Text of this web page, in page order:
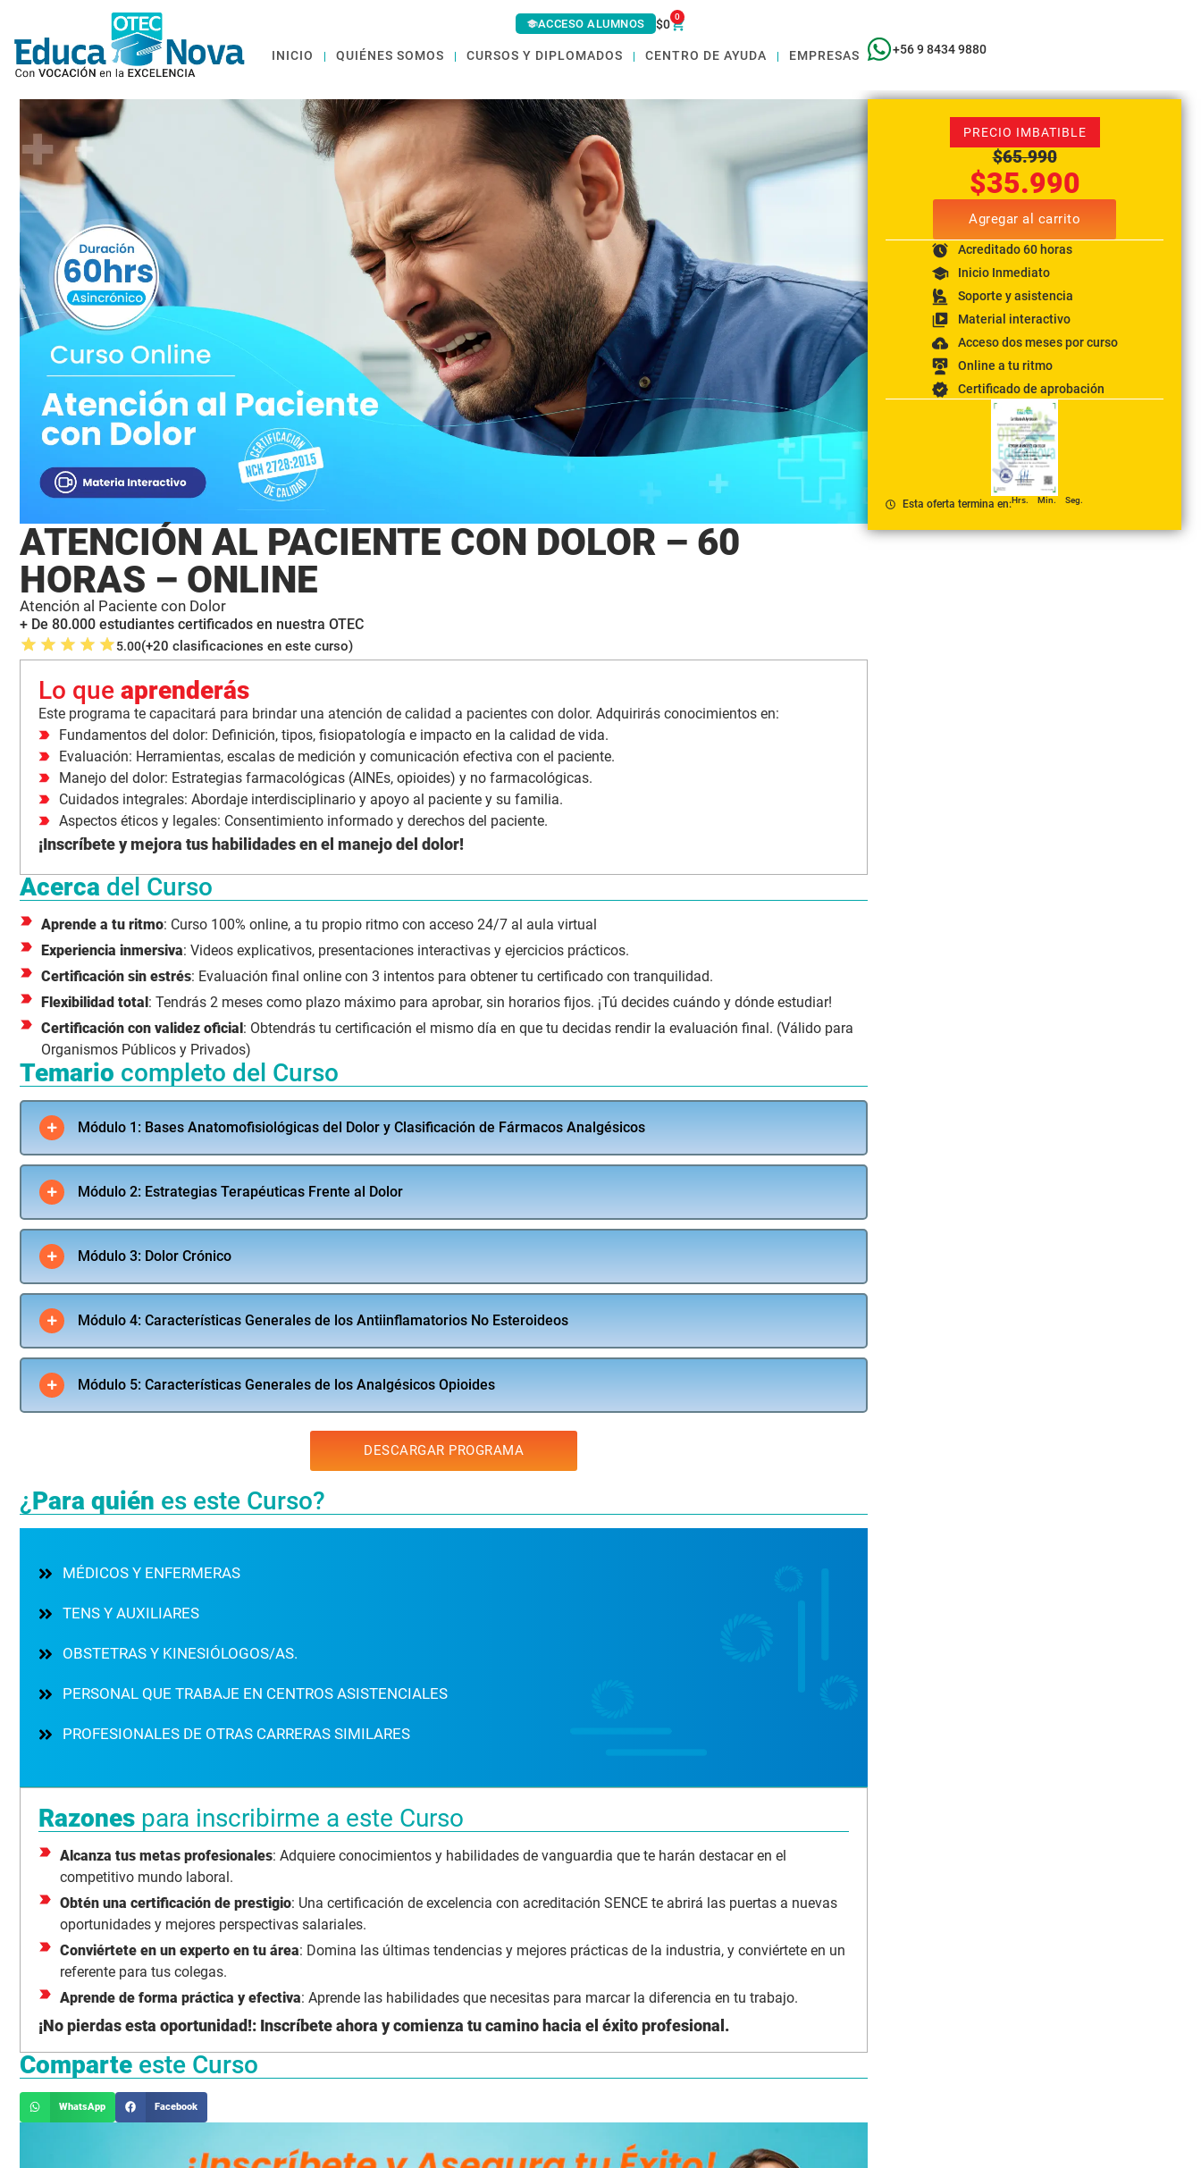
ACCESO ALUMNOS $0
0
INICIO QUIÉNES SOMOS CURSOS Y DIPLOMADOS CENTRO DE AYUDA EMPRESAS +56 9 8434 9880
ATENCIÓN AL PACIENTE CON DOLOR – 60
HORAS – ONLINE
Atención al Paciente con Dolor
+ De 80.000 estudiantes certificados en nuestra OTEC
5.00(+20 clasificaciones en este curso)
Lo que aprenderás
Este programa te capacitará para brindar una atención de calidad a pacientes con dolor. Adquirirás conocimientos en:
Fundamentos del dolor: Definición, tipos, fisiopatología e impacto en la calidad de vida.
Evaluación: Herramientas, escalas de medición y comunicación efectiva con el paciente.
Manejo del dolor: Estrategias farmacológicas (AINEs, opioides) y no farmacológicas.
Cuidados integrales: Abordaje interdisciplinario y apoyo al paciente y su familia.
Aspectos éticos y legales: Consentimiento informado y derechos del paciente.
¡Inscríbete y mejora tus habilidades en el manejo del dolor!
Acerca del Curso
Aprende a tu ritmo: Curso 100% online, a tu propio ritmo con acceso 24/7 al aula virtual
Experiencia inmersiva: Videos explicativos, presentaciones interactivas y ejercicios prácticos.
Certificación sin estrés: Evaluación final online con 3 intentos para obtener tu certificado con tranquilidad.
Flexibilidad total: Tendrás 2 meses como plazo máximo para aprobar, sin horarios fijos. ¡Tú decides cuándo y dónde estudiar!
Certificación con validez oficial: Obtendrás tu certificación el mismo día en que tu decidas rendir la evaluación final. (Válido para
Organismos Públicos y Privados)
Temario completo del Curso
Módulo 1: Bases Anatomofisiológicas del Dolor y Clasificación de Fármacos Analgésicos
Módulo 2: Estrategias Terapéuticas Frente al Dolor
Módulo 3: Dolor Crónico
Módulo 4: Características Generales de los Antiinflamatorios No Esteroideos
Módulo 5: Características Generales de los Analgésicos Opioides
DESCARGAR PROGRAMA
¿Para quién es este Curso?
MÉDICOS Y ENFERMERAS
TENS Y AUXILIARES
OBSTETRAS Y KINESIÓLOGOS/AS.
PERSONAL QUE TRABAJE EN CENTROS ASISTENCIALES
PROFESIONALES DE OTRAS CARRERAS SIMILARES
Razones para inscribirme a este Curso
Alcanza tus metas profesionales: Adquiere conocimientos y habilidades de vanguardia que te harán destacar en el
competitivo mundo laboral.
Obtén una certificación de prestigio: Una certificación de excelencia con acreditación SENCE te abrirá las puertas a nuevas
oportunidades y mejores perspectivas salariales.
Conviértete en un experto en tu área: Domina las últimas tendencias y mejores prácticas de la industria, y conviértete en un
referente para tus colegas.
Aprende de forma práctica y efectiva: Aprende las habilidades que necesitas para marcar la diferencia en tu trabajo.
¡No pierdas esta oportunidad!: Inscríbete ahora y comienza tu camino hacia el éxito profesional.
Comparte este Curso
WhatsApp Facebook
PRECIO IMBATIBLE
$65.990
$35.990
Agregar al carrito
Acreditado 60 horas
Inicio Inmediato
Soporte y asistencia
Material interactivo
Acceso dos meses por curso
Online a tu ritmo
Certificado de aprobación
Esta oferta termina en:Hrs. Min. Seg.